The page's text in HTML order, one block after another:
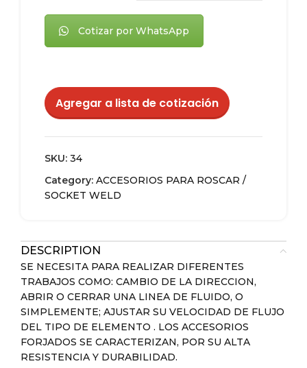
Cotizar por WhatsApp
Agregar a lista de cotización
SKU: 34
Category: ACCESORIOS PARA ROSCAR /
SOCKET WELD
DESCRIPTION
SE NECESITA PARA REALIZAR DIFERENTES
TRABAJOS COMO: CAMBIO DE LA DIRECCION,
ABRIR O CERRAR UNA LINEA DE FLUIDO, O
SIMPLEMENTE; AJUSTAR SU VELOCIDAD DE FLUJO
DEL TIPO DE ELEMENTO . LOS ACCESORIOS
FORJADOS SE CARACTERIZAN, POR SU ALTA
RESISTENCIA Y DURABILIDAD.